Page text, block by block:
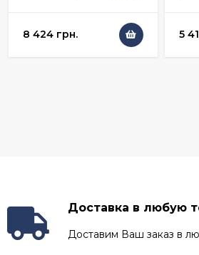
8 424 грн. 5
Доставка в любую
Доставим Ваш заказ в